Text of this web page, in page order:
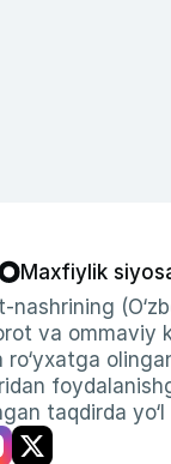
Maxfiylik
nashrining
va ommaviy
taqdirda yo‘l